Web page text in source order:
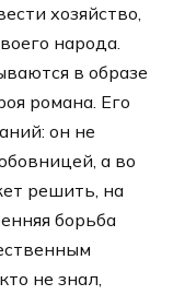
хозяйство,
народа.
в образе
романа. Его
он не
а во
решить, на
борьба
не знал,